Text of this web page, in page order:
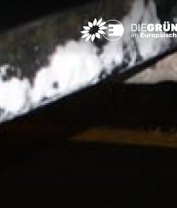
Greens/EFA Home